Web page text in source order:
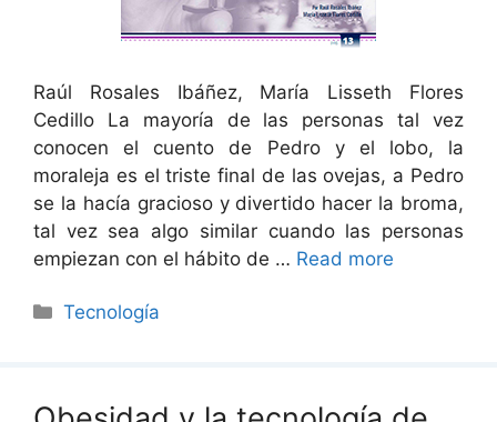
Raúl Rosales Ibáñez, María Lisseth Flores
Cedillo La mayoría de las personas tal vez
conocen el cuento de Pedro y el lobo, la
moraleja es el triste final de las ovejas, a Pedro
se la hacía gracioso y divertido hacer la broma,
tal vez sea algo similar cuando las personas
empiezan con el hábito de … Read more
Categorías
Tecnología